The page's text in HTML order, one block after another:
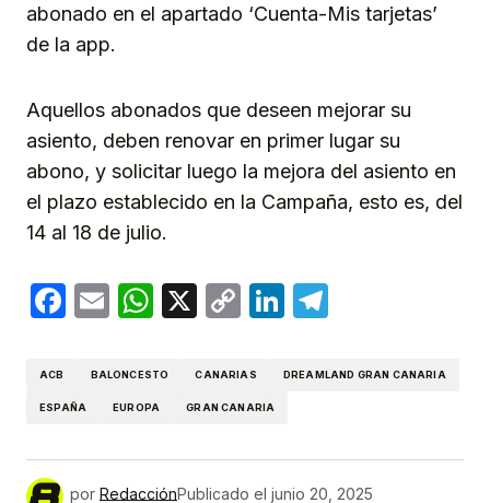
abonado en el apartado ‘Cuenta-Mis tarjetas’
de la app.
Aquellos abonados que deseen mejorar su
asiento, deben renovar en primer lugar su
abono, y solicitar luego la mejora del asiento en
el plazo establecido en la Campaña, esto es, del
14 al 18 de julio.
Facebook
EmailWhatsApp
X
CopyLinkedIn
ACB BALONCESTO CANARIAS DREAMLAND GRAN CANARIA
ESPAÑA EUROPA GRAN CANARIA
por RedacciónPublicado el junio 20, 2025